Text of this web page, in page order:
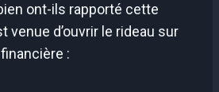
ont-ils rapporté cette
venue d’ouvrir le rideau sur
: